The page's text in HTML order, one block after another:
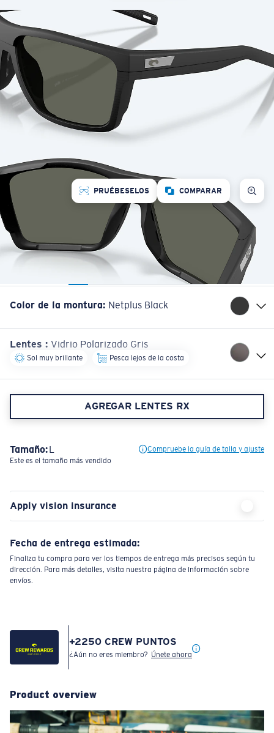
PRUÉBESELOS COMPARAR
Color de la montura: Netplus Black
Lentes : Vidrio Polarizado Gris
Sol muy brillante Pesca lejos de la costa
AGREGAR LENTES RX
Tamaño:L
Compruebe la guía de talla y ajuste
Este es el tamaño más vendido
Apply vision insurance
Fecha de entrega estimada:
Finaliza tu compra para ver los tiempos de entrega más precisos según tu
dirección. Para más detalles, visita nuestra página de información sobre
envíos.
+2250 CREW PUNTOS
¿Aún no eres miembro? Únete ahora
Product overview